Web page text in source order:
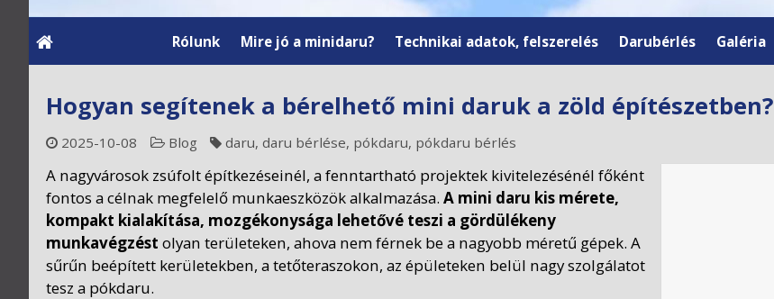
Rólunk Mire jó a minidaru? Technikai adatok, felszerelés Darubérlés Galéria
Hogyan segítenek a bérelhető mini daruk a zöld építészetben?
2025-10-08 Blog daru,daru bérlése, pókdaru, pókdaru bérlés
A nagyvárosok zsúfolt építkezéseinél, a fenntartható projektek kivitelezésénél főként
fontos a célnak megfelelő munkaeszközök alkalmazása.A mini daru kis mérete,
kompakt kialakítása, mozgékonysága lehetővé teszi a gördülékeny
munkavégzést olyan területeken, ahova nem férnek be a nagyobb méretű gépek. A
sűrűn beépített kerületekben, a tetőteraszokon, az épületeken belül nagy szolgálatot
tesz a pókdaru.